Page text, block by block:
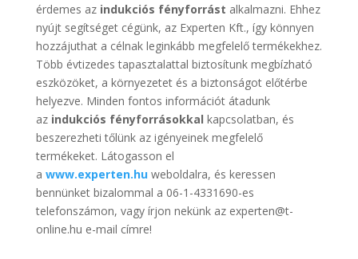
érdemes azindukciós fényforrást alkalmazni. Ehhez
nyújt segítséget cégünk, az Experten Kft., így könnyen
hozzájuthat a célnak leginkább megfelelő termékekhez.
Több évtizedes tapasztalattal biztosítunk megbízható
eszközöket, a környezetet és a biztonságot előtérbe
helyezve. Minden fontos információt átadunk
azindukciós fényforrásokkal kapcsolatban, és
beszerezheti tőlünk az igényeinek megfelelő
termékeket. Látogasson el
a www.experten.hu weboldalra, és keressen
bennünket bizalommal a 06-1-4331690-es
telefonszámon, vagy írjon nekünk az experten@t-
online.hu e-mail címre!